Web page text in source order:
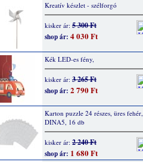
Kreatív készlet - szélforgó
kisker ár: 5 300 Ft
shop ár: 4 030 Ft
Kék LED-es fény,
kisker ár: 3 265 Ft
shop ár: 2 790 Ft
Karton puzzle 24 részes, üres fehér,
DINA5, 16 db
kisker ár: 2 240 Ft
shop ár: 1 680 Ft